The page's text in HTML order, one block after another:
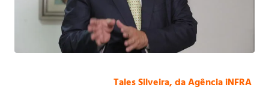
Tales Silveira, da Agência iNFRA